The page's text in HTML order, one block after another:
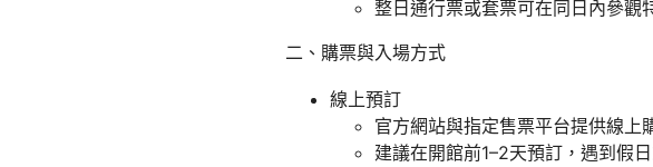
整日通行票或套票可在同日內參觀
二、購票與入場方式
線上預訂
官方網站與指定售票平台提供線上
建議在開館前1–2天預訂，遇到假